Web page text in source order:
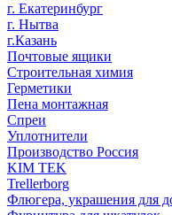
г. Екатеринбург
г. Нытва
г.Казань
Почтовые ящики
Строительная химия
Герметики
Пена монтажная
Спреи
Уплотнители
Производство Россия
KIM TEK
Trellerborg
Флюгера, украшения для